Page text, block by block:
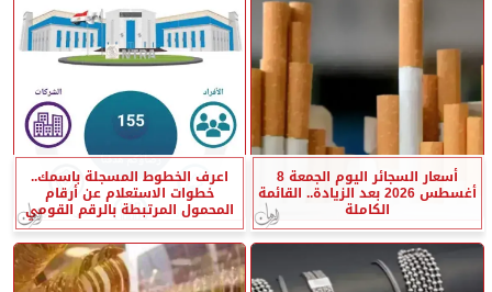
أسعار السجائر اليوم الجمعة 8
أغسطس 2026 بعد الزيادة.. القائمة
الكاملة
اعرف الخطوط المسجلة باسمك..
خطوات الاستعلام عن أرقام
المحمول المرتبطة بالرقم القومي